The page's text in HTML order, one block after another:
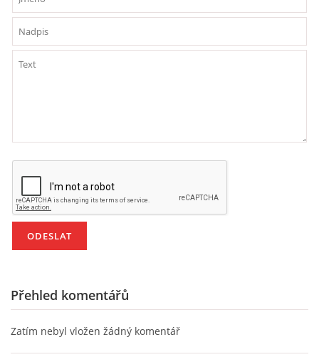
HALLOWEEN
DUŠIČKY
SVATÁ KATEŘINA 25.LISTOPADU
SVATÁ BARBORA 4.12.
MIKULÁŠ, ČERTI
Přehled komentářů
Zatím nebyl vložen žádný komentář